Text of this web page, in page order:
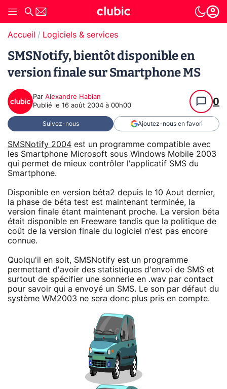
Accueil Logiciels & services
SMSNotify, bientôt disponible en
version finale sur Smartphone MS
Par Alexandre Habian
Publié le 16 août 2004 à 00h00 0
Suivez-nous Ajoutez-nous en favori
SMSNotify 2004 est un programme compatible avec
les Smartphone Microsoft sous Windows Mobile 2003
qui permet de mieux contrôler l'applicatif SMS du
Smartphone.
Disponible en version béta2 depuis le 10 Aout dernier,
la phase de béta test est maintenant terminée, la
version finale étant maintenant proche. La version béta
était disponible en Freeware tandis que la politique de
coût de la version finale du logiciel n'est pas encore
connue.
Quoiqu'il en soit, SMSNotify est un programme
permettant d'avoir des statistiques d'envoi de SMS et
surtout de spécifier une sonnerie en .wav par contact
pour savoir qui a envoyé un SMS. Le son par défaut du
système WM2003 ne sera donc plus pris en compte.